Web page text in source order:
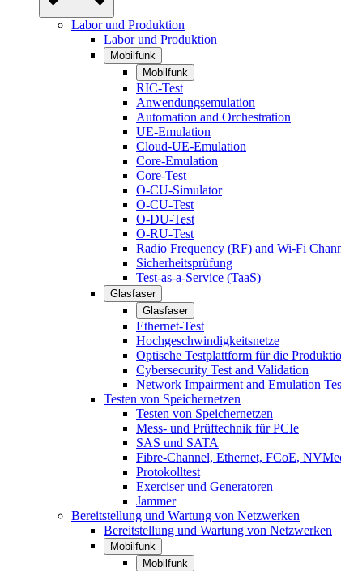
Labor und Produktion
Labor und Produktion
Mobilfunk
Mobilfunk
RIC-Test
Anwendungsemulation
Automation and Orchestration
UE-Emulation
Cloud-UE-Emulation
Core-Emulation
Core-Test
O-CU-Simulator
O-CU-Test
O-DU-Test
O-RU-Test
Radio Frequency (RF) and Wi-Fi
Sicherheitsprüfung
Test-as-a-Service (TaaS)
Glasfaser
Glasfaser
Ethernet-Test
Hochgeschwindigkeitsnetze
Optische Testplattform für die
Cybersecurity Test and Validation
Network Impairment and Emulation
Testen von Speichernetzen
Testen von Speichernetzen
Mess- und Prüftechnik für PCIe
SAS und SATA
Fibre-Channel, Ethernet, FCoE,
Protokolltest
Exerciser und Generatoren
Jammer
Bereitstellung und Wartung von Netzwerken
Bereitstellung und Wartung von Netzwerken
Mobilfunk
Mobilfunk